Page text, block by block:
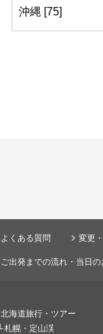
よくある質問 変更
ご出発までの流れ・当日の
北海道旅行・ツアー
札幌・定山渓